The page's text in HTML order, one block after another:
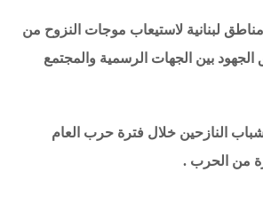
لبنانية لاستيعاب موجات النزوح من
بين الجهات الرسمية والمجتمع
النازحين خلال فترة حرب العام